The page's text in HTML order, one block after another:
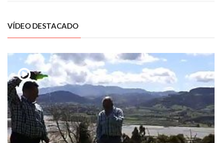
VÍDEO DESTACADO